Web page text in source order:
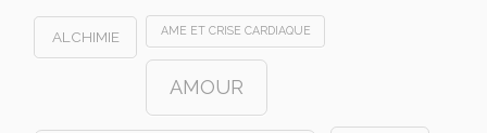
ALCHIMIE AME ET CRISE CARDIAQUE
AMOUR